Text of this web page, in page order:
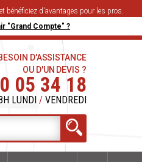
et bénéficiez d'avantages pour les pros.
"Grand Compte" ?
D'ASSISTANCE
OU D'UN DEVIS ?
05 34 18
LUNDI / VENDREDI